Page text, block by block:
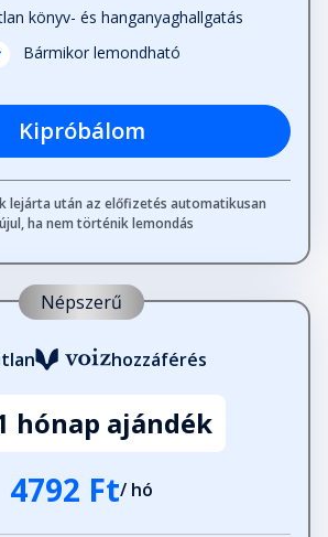
könyv- és hanganyaghallgatás
Bármikor lemondható
Kipróbálom
lejárta után az előfizetés automatikusan
ha nem történik lemondás
Népszerű
hozzáférés
hónap ajándék
4792 Ft/ hó